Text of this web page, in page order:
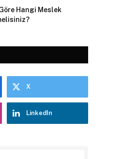
Hangi Meslek
X
LinkedIn